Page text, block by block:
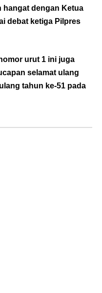
hangat dengan Ketua
debat ketiga Pilpres
urut 1 ini juga
selamat ulang
tahun ke-51 pada